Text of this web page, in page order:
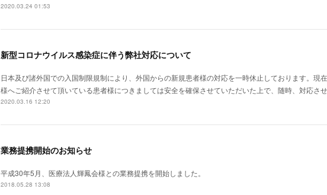
2020.03.24 01:53
新型コロナウイルス感染症に伴う弊社対応について
日本及び諸外国での入国制限規制により、外国からの新規患者様の対応を一時休止しております。現
様へご紹介させて頂いている患者様につきましては安全を確保させていただいた上で、随時、対応さ
2020.03.16 12:20
業務提携開始のお知らせ
平成30年5月、医療法人輝鳳会様との業務提携を開始しました。
2018.05.28 13:08